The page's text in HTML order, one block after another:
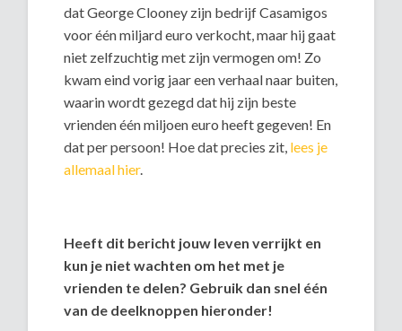
dat George Clooney zijn bedrijf Casamigos
voor één miljard euro verkocht, maar hij gaat
niet zelfzuchtig met zijn vermogen om! Zo
kwam eind vorig jaar een verhaal naar buiten,
waarin wordt gezegd dat hij zijn beste
vrienden één miljoen euro heeft gegeven! En
dat per persoon! Hoe dat precies zit, lees je
allemaal hier.
Heeft dit bericht jouw leven verrijkt en
kun je niet wachten om het met je
vrienden te delen? Gebruik dan snel één
van de deelknoppen hieronder!